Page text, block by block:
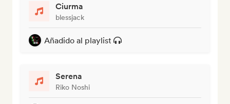
Ciurma
blessjack
Añadido al playlist
Serena
Riko Noshi